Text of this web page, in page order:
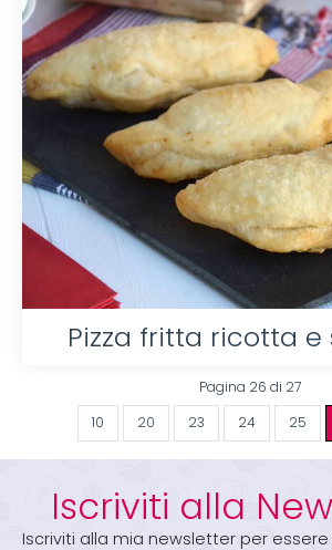
Pizza fritta ricotta e
Pagina 26 di 27
10 20 23 24 25
Iscriviti alla
Iscriviti alla mia newsletter per